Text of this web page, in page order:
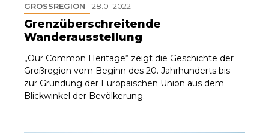
GROSSREGION -28.01.2022
Grenzüberschreitende
Wanderausstellung
„Our Common Heritage“ zeigt die Geschichte der
Großregion vom Beginn des 20. Jahrhunderts bis
zur Gründung der Europäischen Union aus dem
Blickwinkel der Bevölkerung.